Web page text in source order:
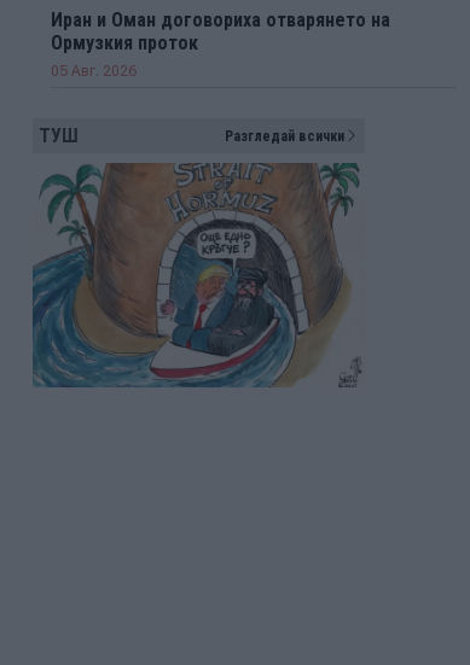
Иран и Оман договориха отварянето на
Ормузкия проток
05 Авг. 2026
ТУШ Разгледай всички